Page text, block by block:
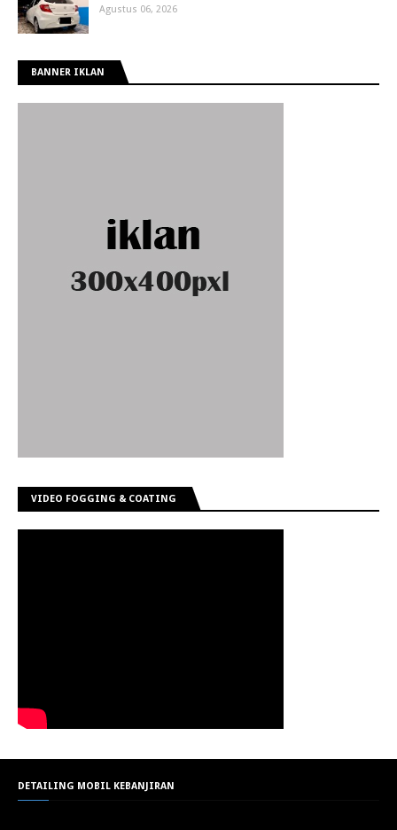
Agustus 06, 2026
BANNER IKLAN
VIDEO FOGGING & COATING
DETAILING MOBIL KEBANJIRAN